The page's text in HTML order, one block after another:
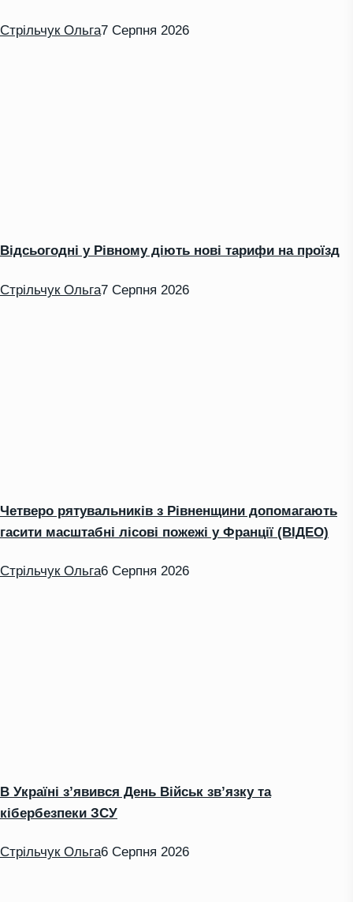
Стрільчук Ольга7 Серпня 2026
Відсьогодні у Рівному діють нові тарифи на проїзд
Стрільчук Ольга7 Серпня 2026
Четверо рятувальників з Рівненщини допомагають
гасити масштабні лісові пожежі у Франції (ВІДЕО)
Стрільчук Ольга6 Серпня 2026
В Україні з’явився День Військ зв’язку та
кібербезпеки ЗСУ
Стрільчук Ольга6 Серпня 2026